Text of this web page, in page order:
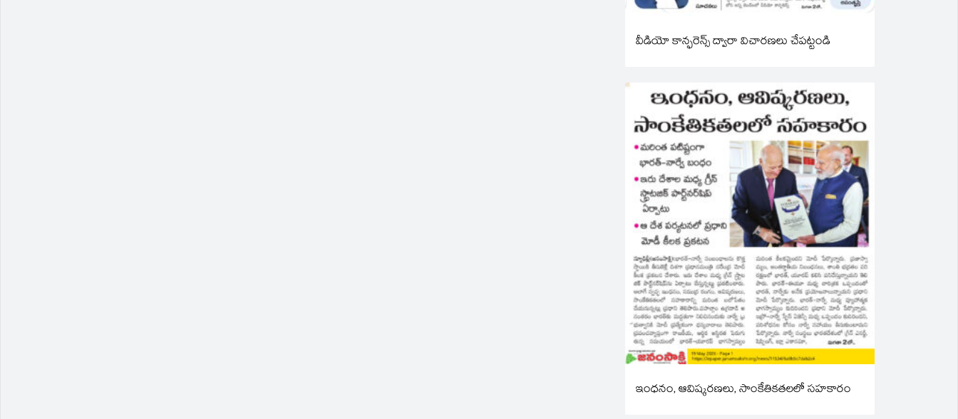
వీడియో కాన్ఫరెన్స్ ద్వారా విచారణలు చేపట్టండి
ఇంధనం, ఆవిష్కరణలు, సాంకేతికతలలో సహకారం